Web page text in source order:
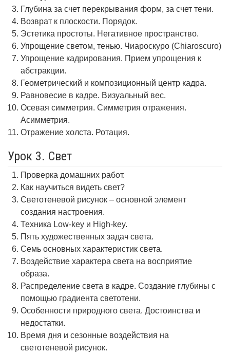
Глубина за счет перекрывания форм, за счет тени.
Возврат к плоскости. Порядок.
Эстетика простоты. Негативное пространство.
Упрощение светом, тенью. Чиароскуро (Chiaroscuro)
Упрощение кадрирования. Прием упрощения к
абстракции.
Геометрический и композиционный центр кадра.
Равновесие в кадре. Визуальный вес.
Осевая симметрия. Симметрия отражения.
Асимметрия.
Отражение холста. Ротация.
Урок 3. Свет
Проверка домашних работ.
Как научиться видеть свет?
Светотеневой рисунок – основной элемент
создания настроения.
Техника Low-key и High-key.
Пять художественных задач света.
Семь основных характеристик света.
Воздействие характера света на восприятие
образа.
Распределение света в кадре. Создание глубины с
помощью градиента светотени.
Особенности природного света. Достоинства и
недостатки.
Время дня и сезонные воздействия на
светотеневой рисунок.